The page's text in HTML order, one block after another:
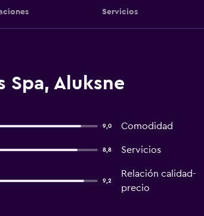
Servicios
Spa, Aluksne
9,0 Comodidad
8,8 Servicios
9,2
Relación calidad-
precio